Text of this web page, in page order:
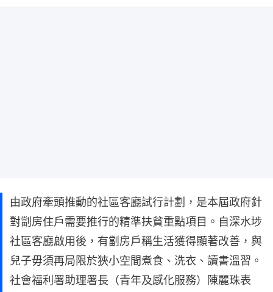
由政府牽頭推動的社區客廳試行計劃，是本屆政府針
對劏房住戶需要推行的精準扶貧重點項目。自深水埗
社區客廳啟用後，有劏房戶稱生活獲得顯著改善，與
兒子毋須再局限於狹小空間煮食、洗衣、讀書溫習。
社會福利署助理署長（青年及感化服務）陳麗珠表